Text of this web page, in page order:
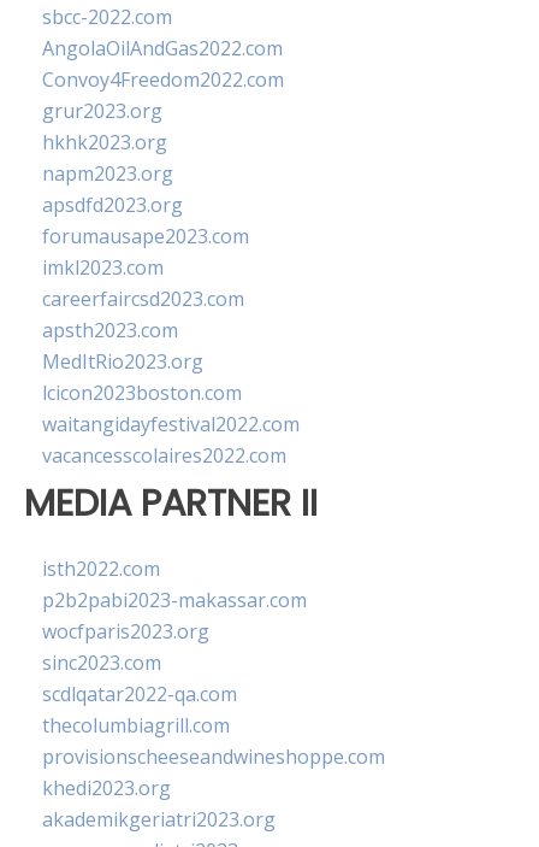
sbcc-2022.com
AngolaOilAndGas2022.com
Convoy4Freedom2022.com
grur2023.org
hkhk2023.org
napm2023.org
apsdfd2023.org
forumausape2023.com
imkl2023.com
careerfaircsd2023.com
apsth2023.com
MedItRio2023.org
lcicon2023boston.com
waitangidayfestival2022.com
vacancesscolaires2022.com
MEDIA PARTNER II
isth2022.com
p2b2pabi2023-makassar.com
wocfparis2023.org
sinc2023.com
scdlqatar2022-qa.com
thecolumbiagrill.com
provisionscheeseandwineshoppe.com
khedi2023.org
akademikgeriatri2023.org